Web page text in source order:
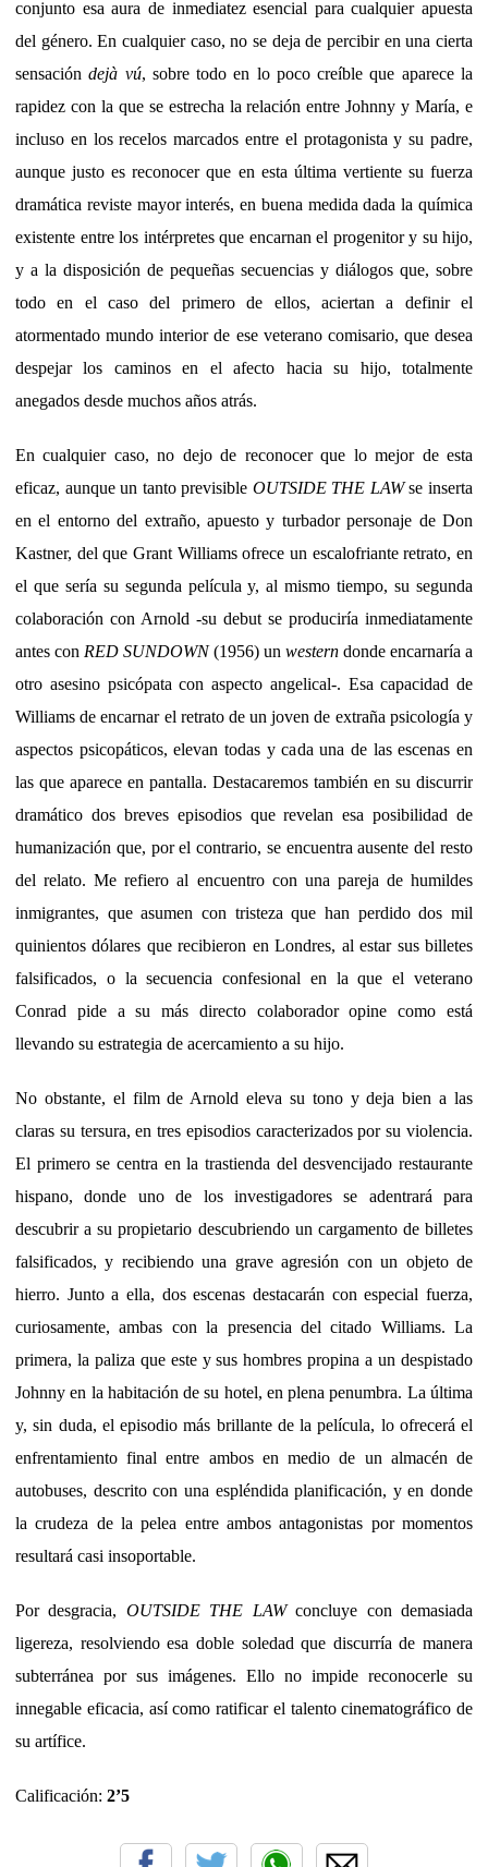
conjunto esa aura de inmediatez esencial para cualquier apuesta
del género. En cualquier caso, no se deja de percibir en una cierta
sensacióndejà vú, sobre todo en lo poco creíble que aparece la
rapidez con la que se estrecha la relación entre Johnny y María, e
incluso en los recelos marcados entre el protagonista y su padre,
aunque justo es reconocer que en esta última vertiente su fuerza
dramática reviste mayor interés, en buena medida dada la química
existente entre los intérpretes que encarnan el progenitor y su hijo,
y a la disposición de pequeñas secuencias y diálogos que, sobre
todo en el caso del primero de ellos, aciertan a definir el
atormentado mundo interior de ese veterano comisario, que desea
despejar los caminos en el afecto hacia su hijo, totalmente
anegados desde muchos años atrás.
En cualquier caso, no dejo de reconocer que lo mejor de esta
eficaz, aunque un tanto previsible OUTSIDE THE LAWse inserta
en el entorno del extraño, apuesto y turbador personaje de Don
Kastner, del que Grant Williams ofrece un escalofriante retrato, en
el que sería su segunda película y, al mismo tiempo, su segunda
colaboración con Arnold -su debut se produciría inmediatamente
antes con RED SUNDOWN(1956) un western donde encarnaría a
otro asesino psicópata con aspecto angelical-. Esa capacidad de
Williams de encarnar el retrato de un joven de extraña psicología y
aspectos psicopáticos, elevan todas y cada una de las escenas en
las que aparece en pantalla. Destacaremos también en su discurrir
dramático dos breves episodios que revelan esa posibilidad de
humanización que, por el contrario, se encuentra ausente del resto
del relato. Me refiero al encuentro con una pareja de humildes
inmigrantes, que asumen con tristeza que han perdido dos mil
quinientos dólares que recibieron en Londres, al estar sus billetes
falsificados, o la secuencia confesional en la que el veterano
Conrad pide a su más directo colaborador opine como está
llevando su estrategia de acercamiento a su hijo.
No obstante, el film de Arnold eleva su tono y deja bien a las
claras su tersura, en tres episodios caracterizados por su violencia.
El primero se centra en la trastienda del desvencijado restaurante
hispano, donde uno de los investigadores se adentrará para
descubrir a su propietario descubriendo un cargamento de billetes
falsificados, y recibiendo una grave agresión con un objeto de
hierro. Junto a ella, dos escenas destacarán con especial fuerza,
curiosamente, ambas con la presencia del citado Williams. La
primera, la paliza que este y sus hombres propina a un despistado
Johnny en la habitación de su hotel, en plena penumbra. La última
y, sin duda, el episodio más brillante de la película, lo ofrecerá el
enfrentamiento final entre ambos en medio de un almacén de
autobuses, descrito con una espléndida planificación, y en donde
la crudeza de la pelea entre ambos antagonistas por momentos
resultará casi insoportable.
Por desgracia, OUTSIDE THE LAWconcluye con demasiada
ligereza, resolviendo esa doble soledad que discurría de manera
subterránea por sus imágenes. Ello no impide reconocerle su
innegable eficacia, así como ratificar el talento cinematográfico de
su artífice.
Calificación: 2’5